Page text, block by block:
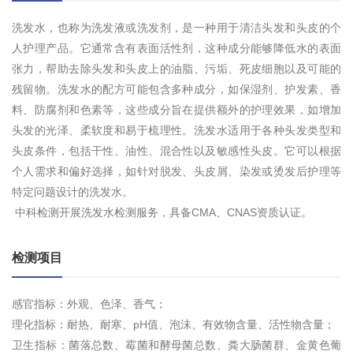
洗发水，也称为洗发液或洗发剂，是一种用于清洁头发和头皮的个
人护理产品。它通常含有表面活性剂，这种成分能够降低水的表面
张力，帮助去除头发和头皮上的油脂、污垢、死皮细胞以及可能的
残留物。洗发水的配方可能包含多种成分，如保湿剂、护发素、香
料、防腐剂和色素等，这些成分旨在提供额外的护理效果，如增加
头发的光泽、柔软度和易于梳理性。洗发水适用于各种头发类型和
头皮条件，包括干性、油性、混合性以及敏感性头皮。它可以根据
个人需求和偏好选择，如针对脱发、头皮屑、染发或烫发后护理等
特定问题设计的洗发水。
中科检测开展洗发水检测服务，具备CMA、CNAS资质认证。
检测项目
感官指标：外观、色泽、香气；
理化指标：耐热、耐寒、pH值、泡沫、有效物含量、活性物含量；
卫生指标：菌落总数、霉菌和酵母菌总数、粪大肠菌群、金黄色葡